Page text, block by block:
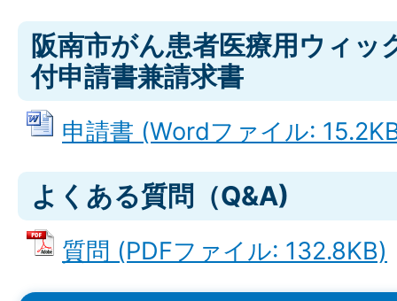
阪南市がん患者医療用ウィッ
付申請書兼請求書
申請書 (Wordファイル:
よくある質問（Q&A)
質問 (PDFファイル: 132.8KB)